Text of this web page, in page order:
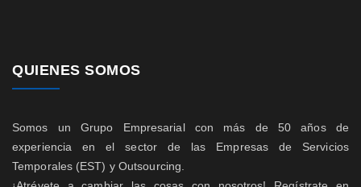
QUIENES SOMOS
Somos un Grupo Empresarial con más de 50 años de
experiencia en el sector de las Empresas de Servicios
Temporales (EST) y Outsourcing.